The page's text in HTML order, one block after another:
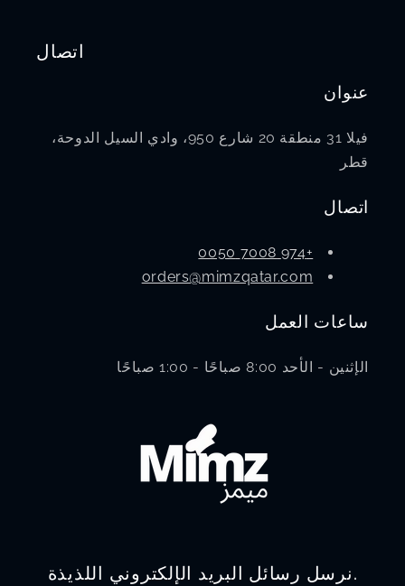
اتصال
عنوان
فيلا 31 منطقة 20 شارع 950، وادي السيل الدوحة،
قطر
اتصال
+974 7008 0050
orders@mimzqatar.com
ساعات العمل
الإثنين - الأحد 8:00 صباحًا - 1:00 صباحًا
نرسل رسائل البريد الإلكتروني اللذيذة.